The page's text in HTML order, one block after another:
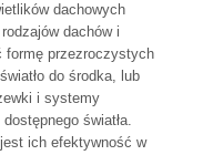
dachowych
dachów i
formę przezroczystych
do środka, lub
i systemy
światła.
ich efektywność w